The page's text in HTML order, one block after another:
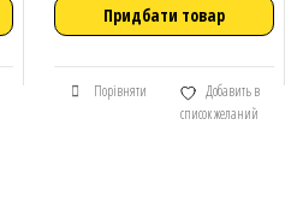
Придбати товар
Порівняти
Добавить в
список желаний